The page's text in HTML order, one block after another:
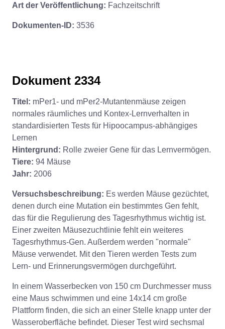
Art der Veröffentlichung: Fachzeitschrift
Dokumenten-ID: 3536
Dokument 2334
Titel: mPer1- und mPer2-Mutantenmäuse zeigen
normales räumliches und Kontex-Lernverhalten in
standardisierten Tests für Hipoocampus-abhängiges
Lernen
Hintergrund: Rolle zweier Gene für das Lernvermögen.
Tiere: 94 Mäuse
Jahr: 2006
Versuchsbeschreibung: Es werden Mäuse gezüchtet,
denen durch eine Mutation ein bestimmtes Gen fehlt,
das für die Regulierung des Tagesrhythmus wichtig ist.
Einer zweiten Mäusezuchtlinie fehlt ein weiteres
Tagesrhythmus-Gen. Außerdem werden "normale"
Mäuse verwendet. Mit den Tieren werden Tests zum
Lern- und Erinnerungsvermögen durchgeführt.
In einem Wasserbecken von 150 cm Durchmesser muss
eine Maus schwimmen und eine 14x14 cm große
Plattform finden, die sich an einer Stelle knapp unter der
Wasseroberfläche befindet. Dieser Test wird sechsmal